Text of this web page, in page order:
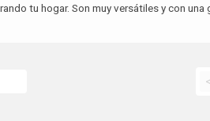
tu hogar. Son muy versátiles y con
<